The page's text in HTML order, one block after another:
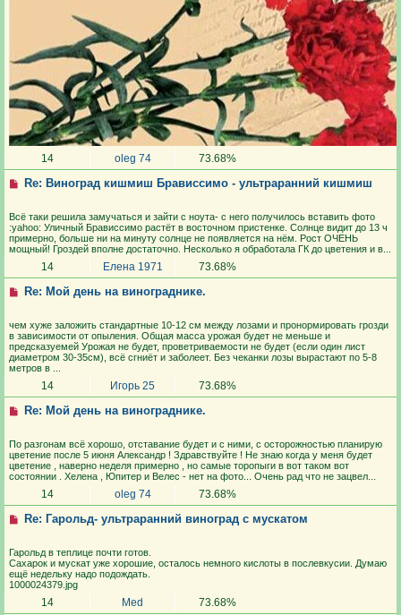
14 oleg 74 73.68%
Re: Виноград кишмиш Брависсимо - ультраранний кишмиш
Всё таки решила замучаться и зайти с ноута- с него получилось вставить фото
:yahoo: Уличный Брависсимо растёт в восточном пристенке. Солнце видит до 13 ч
примерно, больше ни на минуту солнце не появляется на нём. Рост ОЧЕНЬ
мощный! Гроздей вполне достаточно. Несколько я обработала ГК до цветения и в...
14 Елена 1971 73.68%
Re: Мой день на винограднике.
чем хуже заложить стандартные 10-12 см между лозами и пронормировать грозди
в зависимости от опыления. Общая масса урожая будет не меньше и
предсказуемей Урожая не будет, проветриваемости не будет (если один лист
диаметром 30-35см), всё сгниёт и заболеет. Без чеканки лозы вырастают по 5-8
метров в ...
14 Игорь 25 73.68%
Re: Мой день на винограднике.
По разгонам всё хорошо, отставание будет и с ними, с осторожностью планирую
цветение после 5 июня Александр ! Здравствуйте ! Не знаю когда у меня будет
цветение , наверно неделя примерно , но самые торопыги в вот таком вот
состоянии . Хелена , Юпитер и Велес - нет на фото... Очень рад что не зацвел...
14 oleg 74 73.68%
Re: Гарольд- ультраранний виноград с мускатом
Гарольд в теплице почти готов.
Сахарок и мускат уже хорошие, осталось немного кислоты в послевкусии. Думаю
ещё недельку надо подождать.
1000024379.jpg
14 Med 73.68%